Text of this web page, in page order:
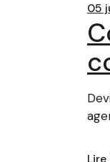
05